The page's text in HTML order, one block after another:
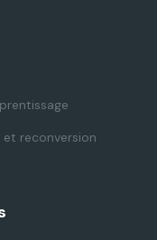
reconversion